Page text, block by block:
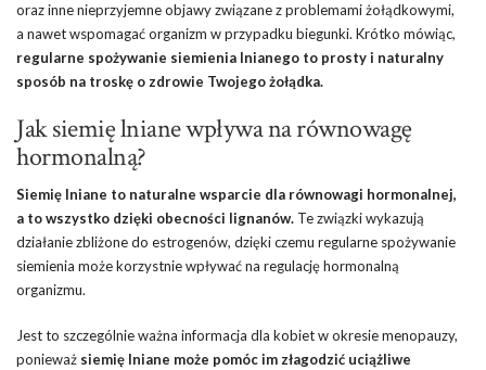
oraz inne nieprzyjemne objawy związane z problemami żołądkowymi,
a nawet wspomagać organizm w przypadku biegunki. Krótko mówiąc,
regularne spożywanie siemienia lnianego to prosty i naturalny
sposób na troskę o zdrowie Twojego żołądka.
Jak siemię lniane wpływa na równowagę
hormonalną?
Siemię lniane to naturalne wsparcie dla równowagi hormonalnej,
a to wszystko dzięki obecności lignanów. Te związki wykazują
działanie zbliżone do estrogenów, dzięki czemu regularne spożywanie
siemienia może korzystnie wpływać na regulację hormonalną
organizmu.
Jest to szczególnie ważna informacja dla kobiet w okresie menopauzy,
ponieważ siemię lniane może pomóc im złagodzić uciążliwe